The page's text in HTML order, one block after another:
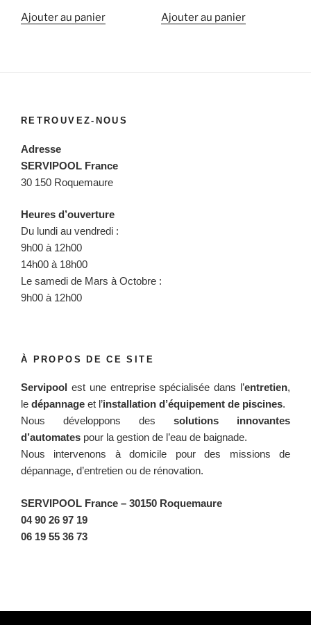
Ajouter au panier
Ajouter au panier
RETROUVEZ-NOUS
Adresse
SERVIPOOL France
30 150 Roquemaure
Heures d’ouverture
Du lundi au vendredi :
9h00 à 12h00
14h00 à 18h00
Le samedi de Mars à Octobre :
9h00 à 12h00
À PROPOS DE CE SITE
Servipool est une entreprise spécialisée dans l’entretien,
le dépannage et l’installation d’équipement de piscines.
Nous développons des solutions innovantes
d’automates pour la gestion de l’eau de baignade.
Nous intervenons à domicile pour des missions de
dépannage, d’entretien ou de rénovation.
SERVIPOOL France – 30150 Roquemaure
04 90 26 97 19
06 19 55 36 73